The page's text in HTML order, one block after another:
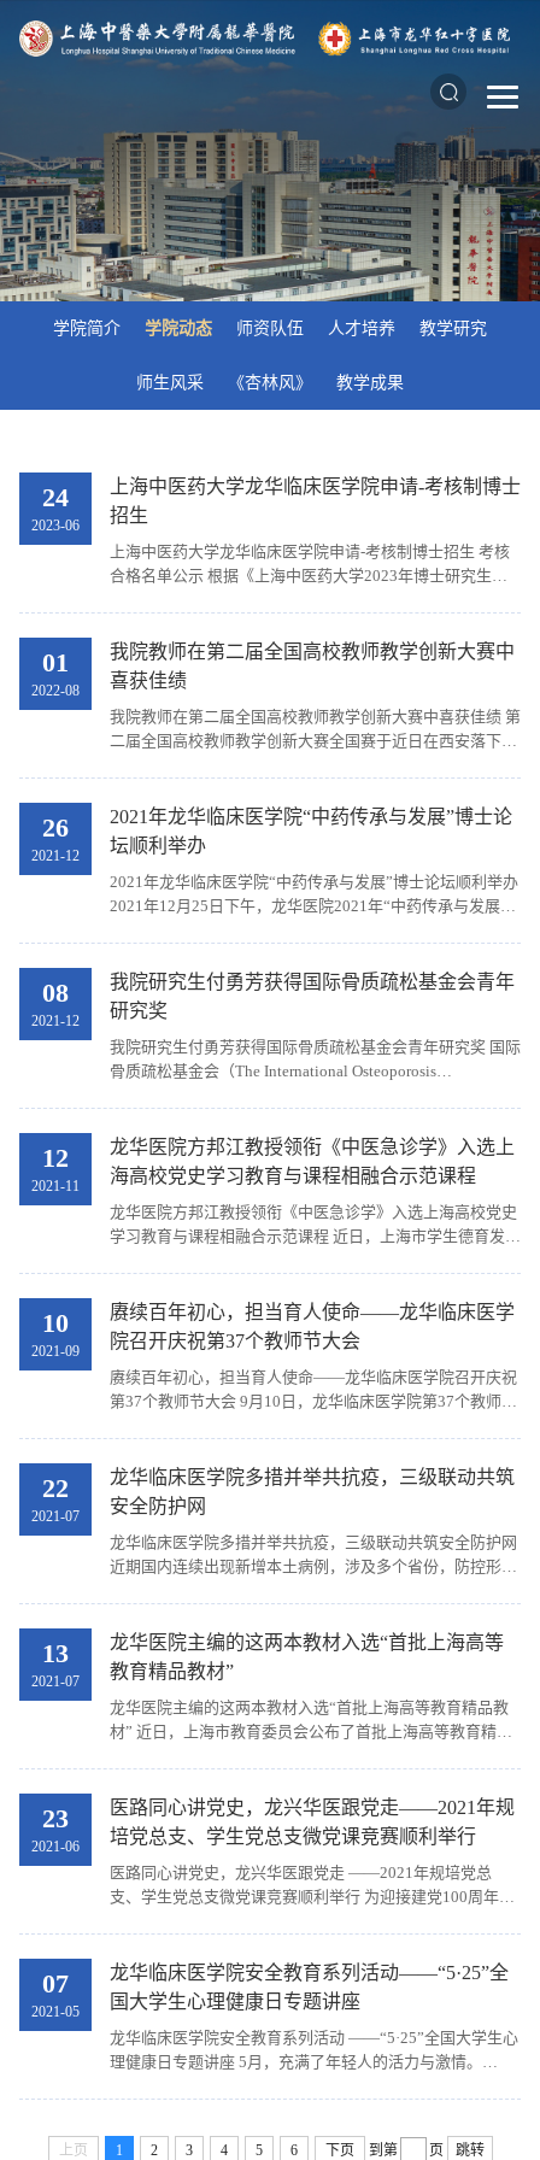
学院简介 学院动态 师资队伍 人才培养 教学研究
师生风采 《杏林风》 教学成果
24
2023-06
上海中医药大学龙华临床医学院申请-考核制博士
招生
上海中医药大学龙华临床医学院申请-考核制博士招生 考核
合格名单公示 根据《上海中医药大学2023年博士研究生考
01
2022-08
我院教师在第二届全国高校教师教学创新大赛中
喜获佳绩
我院教师在第二届全国高校教师教学创新大赛中喜获佳绩 第
二届全国高校教师教学创新大赛全国赛于近日在西安落下帷
26
2021-12
2021年龙华临床医学院“中药传承与发展”博士论
坛顺利举办
2021年龙华临床医学院“中药传承与发展”博士论坛顺利举办
2021年12月25日下午，龙华医院2021年“中药传承与发展”
08
2021-12
我院研究生付勇芳获得国际骨质疏松基金会青年
研究奖
我院研究生付勇芳获得国际骨质疏松基金会青年研究奖 国际
骨质疏松基金会（The International Osteoporosis
12
2021-11
龙华医院方邦江教授领衔《中医急诊学》入选上
海高校党史学习教育与课程相融合示范课程​
龙华医院方邦江教授领衔《中医急诊学》入选上海高校党史
学习教育与课程相融合示范课程 近日，上海市学生德育发展
10
2021-09
赓续百年初心，担当育人使命——龙华临床医学
院召开庆祝第37个教师节大会
赓续百年初心，担当育人使命——龙华临床医学院召开庆祝
第37个教师节大会 9月10日，龙华临床医学院第37个教师节
22
2021-07
龙华临床医学院多措并举共抗疫，三级联动共筑
安全防护网
龙华临床医学院多措并举共抗疫，三级联动共筑安全防护网
近期国内连续出现新增本土病例，涉及多个省份，防控形势
13
2021-07
龙华医院主编的这两本教材入选“首批上海高等
教育精品教材”
龙华医院主编的这两本教材入选“首批上海高等教育精品教
材” 近日，上海市教育委员会公布了首批上海高等教育精品
23
2021-06
医路同心讲党史，龙兴华医跟党走——2021年规
培党总支、学生党总支微党课竞赛顺利举行
医路同心讲党史，龙兴华医跟党走 ——2021年规培党总
支、学生党总支微党课竞赛顺利举行 为迎接建党100周年，
07
2021-05
龙华临床医学院安全教育系列活动——“5·25”全
国大学生心理健康日专题讲座
龙华临床医学院安全教育系列活动 ——“5·25”全国大学生心
理健康日专题讲座 5月，充满了年轻人的活力与激情。
上页 1 2 3 4 5 6 下页 到第 页 跳转